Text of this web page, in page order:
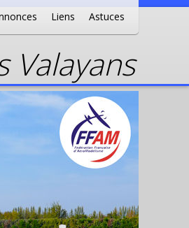
Liens Astuces
Valayans